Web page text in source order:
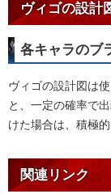
ヴィゴの設計
各キャラのブ
ヴィゴの設計図は
と、一定の確率で
けた場合は、積極的
関連リンク